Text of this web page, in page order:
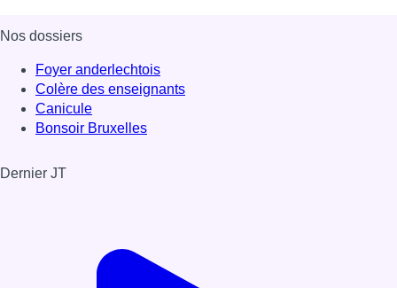
Nos dossiers
Foyer anderlechtois
Colère des enseignants
Canicule
Bonsoir Bruxelles
Dernier JT